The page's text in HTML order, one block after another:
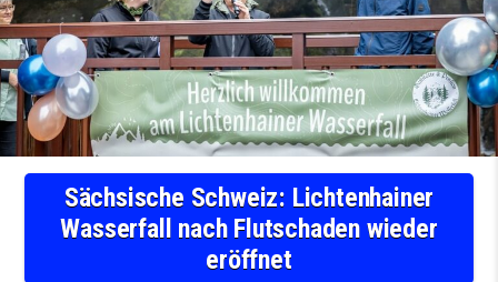
Sächsische Schweiz: Lichtenhainer
Wasserfall nach Flutschaden wieder
eröffnet